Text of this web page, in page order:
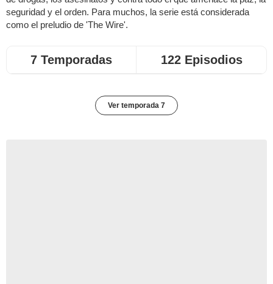
seguridad y el orden. Para muchos, la serie está considerada
como el preludio de 'The Wire'.
7 Temporadas 122 Episodios
Ver temporada 7